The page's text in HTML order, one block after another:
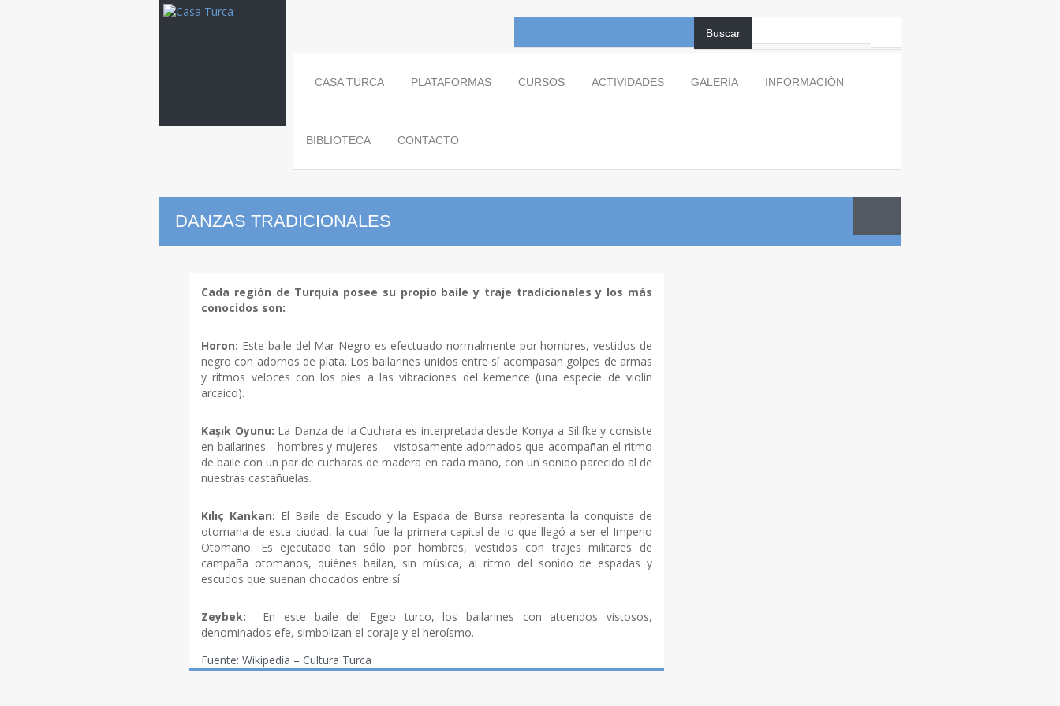
Buscar
CASA TURCA PLATAFORMAS CURSOS ACTIVIDADES GALERIA INFORMACIÓN
BIBLIOTECA CONTACTO
DANZAS TRADICIONALES
DanzasTradicionales
Cada región de Turquía posee su propio baile y traje tradicionales y los más
conocidos son:
Horon: Este baile del Mar Negro es efectuado normalmente por hombres, vestidos de
negro con adornos de plata. Los bailarines unidos entre sí acompasan golpes de armas
y ritmos veloces con los pies a las vibraciones del kemence (una especie de violín
arcaico).
Kaşık Oyunu: La Danza de la Cuchara es interpretada desde Konya a Silifke y consiste
en bailarines—hombres y mujeres— vistosamente adornados que acompañan el ritmo
de baile con un par de cucharas de madera en cada mano, con un sonido parecido al de
nuestras castañuelas.
Kılıç Kankan: El Baile de Escudo y la Espada de Bursa representa la conquista de
otomana de esta ciudad, la cual fue la primera capital de lo que llegó a ser el Imperio
Otomano. Es ejecutado tan sólo por hombres, vestidos con trajes militares de
campaña otomanos, quiénes bailan, sin música, al ritmo del sonido de espadas y
escudos que suenan chocados entre sí.
Zeybek: En este baile del Egeo turco, los bailarines con atuendos vistosos,
denominados efe, simbolizan el coraje y el heroísmo.
Fuente: Wikipedia – Cultura Turca